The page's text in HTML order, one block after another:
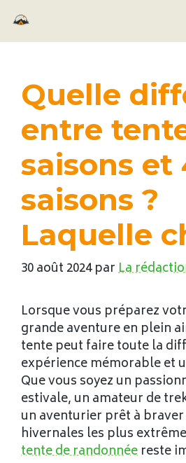
au
contenu
Quelle
entre
saisons et
saisons ?
Laquelle
30 août 2024 parLa
Lorsque vous préparez
grande aventure en plein
tente peut faire toute la
expérience mémorable et
Que vous soyez un
estivale, un amateur de
un aventurier prêt à
hivernales les plus
tente de randonnée reste